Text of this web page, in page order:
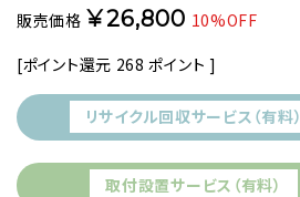
販売価格 ¥26,800 10%OFF
[ポイント還元 268 ポイント ]
リサイクル回収サービス（有料）
取付設置サービス（有料）